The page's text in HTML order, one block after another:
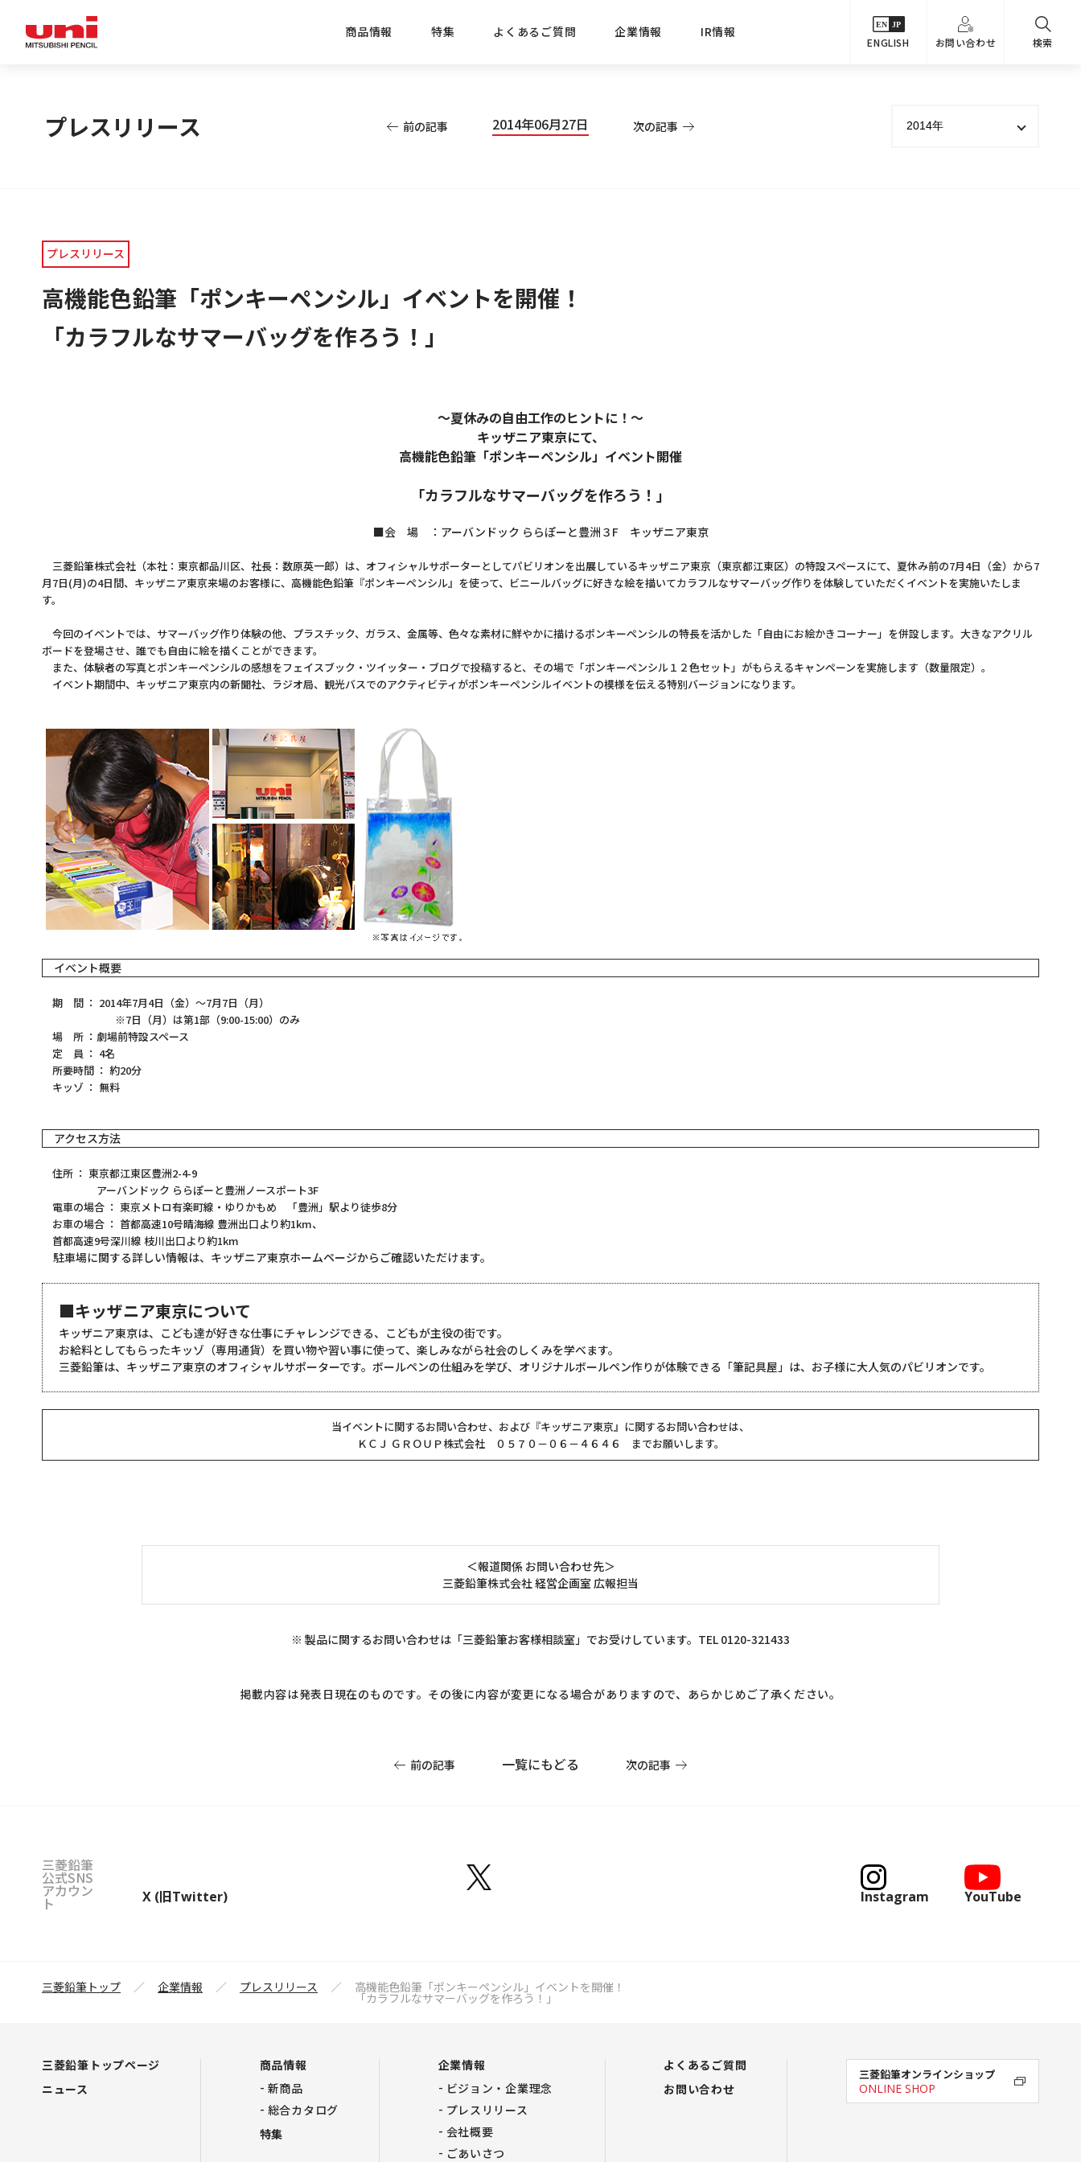
商品情報
新商品 目的・シーンでさがす
特集
おすすめコンテンツ
よくあるご質問 企業情報
経営方針 ごあいさつ
IR情報
IRニュース 株式情報
ENGLISH お問い合わせ 検索
プレスリリース 前の記事 2014年06月27日 次の記事
プレスリリース
高機能色鉛筆「ポンキーペンシル」イベントを開催！
「カラフルなサマーバッグを作ろう！」
～夏休みの自由工作のヒントに！～
キッザニア東京にて、
高機能色鉛筆「ポンキーペンシル」イベント開催
「カラフルなサマーバッグを作ろう！」
■会 場 ：アーバンドック ららぽーと豊洲３F キッザニア東京
三菱鉛筆株式会社（本社：東京都品川区、社長：数原英一郎）は、オフィシャルサポーターとしてパビリオンを出展しているキッザニア東京（東京都江東区）の特設スペースにて、夏休み前の7月4日（金）から7
月7日(月)の4日間、キッザニア東京来場のお客様に、高機能色鉛筆『ポンキーペンシル』を使って、ビニールバッグに好きな絵を描いてカラフルなサマーバッグ作りを体験していただくイベントを実施いたしま
す。
今回のイベントでは、サマーバッグ作り体験の他、プラスチック、ガラス、金属等、色々な素材に鮮やかに描けるポンキーペンシルの特長を活かした「自由にお絵かきコーナー」を併設します。大きなアクリル
ボードを登場させ、誰でも自由に絵を描くことができます。
また、体験者の写真とポンキーペンシルの感想をフェイスブック・ツイッター・ブログで投稿すると、その場で「ポンキーペンシル１２色セット」がもらえるキャンペーンを実施します（数量限定）。
イベント期間中、キッザニア東京内の新聞社、ラジオ局、観光バスでのアクティビティがポンキーペンシルイベントの模様を伝える特別バージョンになります。
イベント概要
期 間 ： 2014年7月4日（金）～7月7日（月）
※7日（月）は第1部（9:00-15:00）のみ
場 所 ：劇場前特設スペース
定 員 ： 4名
所要時間 ： 約20分
キッゾ ： 無料
アクセス方法
住所 ： 東京都江東区豊洲2-4-9
アーバンドック ららぽーと豊洲ノースポート3F
電車の場合 ： 東京メトロ有楽町線・ゆりかもめ 「豊洲」駅より徒歩8分
お車の場合 ： 首都高速10号晴海線 豊洲出口より約1km、
首都高速9号深川線 枝川出口より約1km
駐車場に関する詳しい情報は、 キッザニア東京ホームページからご確認いただけます。
■キッザニア東京について
キッザニア東京は、こども達が好きな仕事にチャレンジできる、こどもが主役の街です。
お給料としてもらったキッゾ（専用通貨）を買い物や習い事に使って、楽しみながら社会のしくみを学べます。
三菱鉛筆は、キッザニア東京のオフィシャルサポーターです。ボールペンの仕組みを学び、オリジナルボールペン作りが体験できる「筆記具屋」は、お子様に大人気のパビリオンです。
当イベントに関するお問い合わせ、および『キッザニア東京』に関するお問い合わせは、
ＫＣＪ ＧＲＯＵＰ株式会社 ０５７０－０６－４６４６ までお願いします。
＜報道関係 お問い合わせ先＞
三菱鉛筆株式会社 経営企画室 広報担当
※ 製品に関するお問い合わせは「三菱鉛筆お客様相談室」でお受けしています。TEL 0120-321433
掲載内容は発表日現在のものです。その後に内容が変更になる場合がありますので、あらかじめご了承ください。
前の記事 一覧にもどる 次の記事
三菱鉛筆
公式SNS
アカウン
ト X (旧Twitter) Instagram YouTube
三菱鉛筆トップ 企業情報 プレスリリース 高機能色鉛筆「ポンキーペンシル」イベントを開催！
「カラフルなサマーバッグを作ろう！」
三菱鉛筆トップページ
ニュース
商品情報
新商品
総合カタログ
特集
企業情報
ビジョン・企業理念
プレスリリース
会社概要
ごあいさつ
よくあるご質問
お問い合わせ
三菱鉛筆オンラインショップ
ONLINE SHOP